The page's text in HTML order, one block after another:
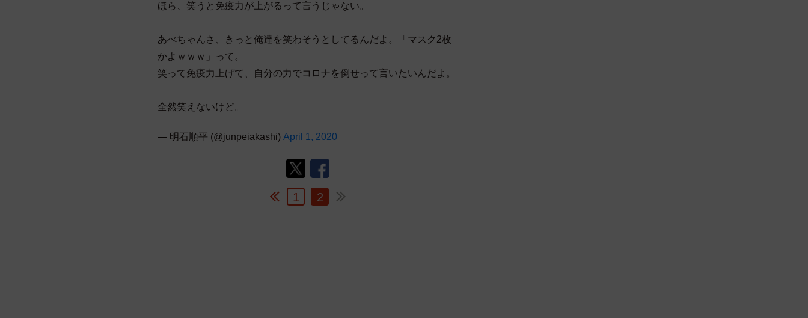
ほら、笑うと免疫力が上がるって言うじゃない。
あべちゃんさ、きっと俺達を笑わそうとしてるんだよ。「マスク2枚
かよｗｗｗ」って。
笑って免疫力上げて、自分の力でコロナを倒せって言いたいんだよ。
全然笑えないけど。
— 明石順平 (@junpeiakashi) April 1, 2020
1 2